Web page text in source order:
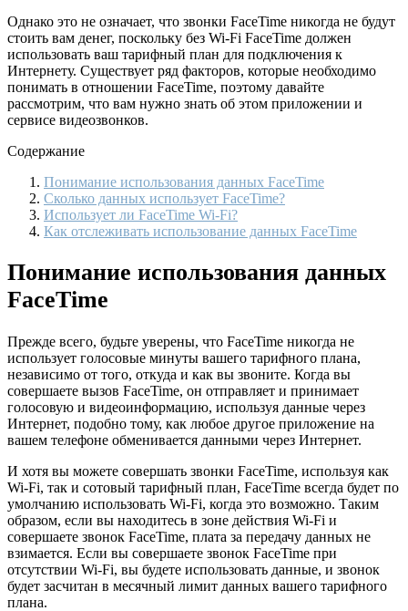
Однако это не означает, что звонки FaceTime никогда не будут
стоить вам денег, поскольку без Wi-Fi FaceTime должен
использовать ваш тарифный план для подключения к
Интернету. Существует ряд факторов, которые необходимо
понимать в отношении FaceTime, поэтому давайте
рассмотрим, что вам нужно знать об этом приложении и
сервисе видеозвонков.
Содержание
Понимание использования данных FaceTime
Сколько данных использует FaceTime?
Использует ли FaceTime Wi-Fi?
Как отслеживать использование данных FaceTime
Понимание использования данных
FaceTime
Прежде всего, будьте уверены, что FaceTime никогда не
использует голосовые минуты вашего тарифного плана,
независимо от того, откуда и как вы звоните. Когда вы
совершаете вызов FaceTime, он отправляет и принимает
голосовую и видеоинформацию, используя данные через
Интернет, подобно тому, как любое другое приложение на
вашем телефоне обменивается данными через Интернет.
И хотя вы можете совершать звонки FaceTime, используя как
Wi-Fi, так и сотовый тарифный план, FaceTime всегда будет по
умолчанию использовать Wi-Fi, когда это возможно. Таким
образом, если вы находитесь в зоне действия Wi-Fi и
совершаете звонок FaceTime, плата за передачу данных не
взимается. Если вы совершаете звонок FaceTime при
отсутствии Wi-Fi, вы будете использовать данные, и звонок
будет засчитан в месячный лимит данных вашего тарифного
плана.